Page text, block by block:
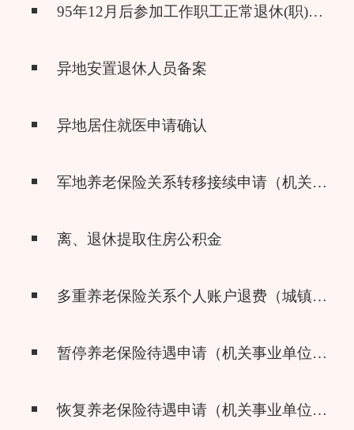
95年12月后参加工作职工正常退休(职)申请
异地安置退休人员备案
异地居住就医申请确认
军地养老保险关系转移接续申请（机关事业单位养老保险）
离、退休提取住房公积金
多重养老保险关系个人账户退费（城镇企业职工基本养老保险）
暂停养老保险待遇申请（机关事业单位养老保险）
恢复养老保险待遇申请（机关事业单位养老保险）